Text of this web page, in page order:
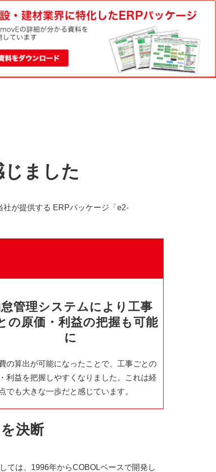
電話でのお問い合わせ
0120-188-022
平日9:00-18:00
資料請求
お問い合わせ
ました
が提供する ERPパッケージ「e2-
管理システムにより工事
の原価・利益の把握も可能
に
の算出が可能になったことで、工事ごとの
利益を把握しやすくなりました。これは経
でも大きな一歩だと感じています。
決断
ては、1996年からCOBOLベースで開発し